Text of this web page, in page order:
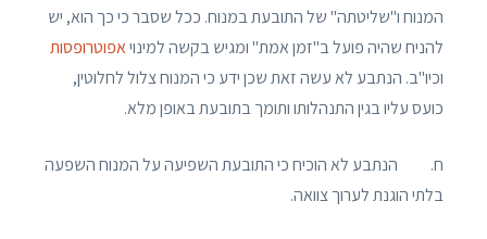
המנוח ו"שליטתה" של התובעת במנוח. ככל שסבר כי כך הוא, יש
להניח שהיה פועל ב"זמן אמת" ומגיש בקשה למינויאפוטרופסות
וכיו"ב. הנתבע לא עשה זאת שכן ידע כי המנוח צלול לחלוטין,
כועס עליו בגין התנהלותו ותומך בתובעת באופן מלא.
ח. הנתבע לא הוכיח כי התובעת השפיעה על המנוח השפעה
בלתי הוגנת לערוך צוואה.